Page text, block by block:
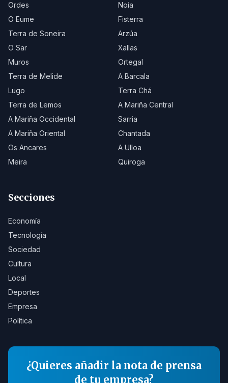
Ordes
Noia
O Eume
Fisterra
Terra de Soneira
Arzúa
O Sar
Xallas
Muros
Ortegal
Terra de Melide
A Barcala
Lugo
Terra Chá
Terra de Lemos
A Mariña Central
A Mariña Occidental
Sarria
A Mariña Oriental
Chantada
Os Ancares
A Ulloa
Meira
Quiroga
Secciones
Economía
Tecnología
Sociedad
Cultura
Local
Deportes
Empresa
Política
¿Quieres añadir la nota de prensa
de tu empresa?